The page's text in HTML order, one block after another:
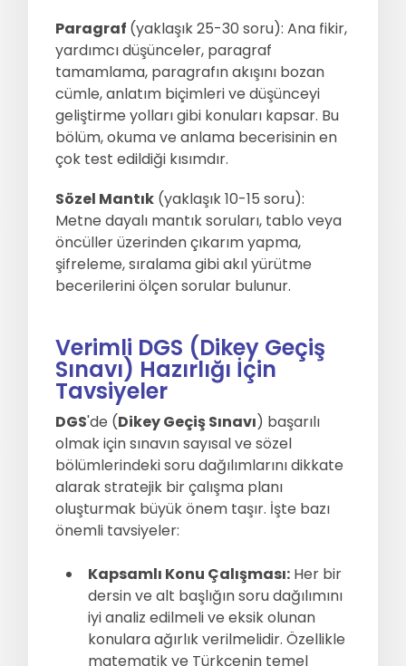
Paragraf (yaklaşık 25-30 soru): Ana fikir,
yardımcı düşünceler, paragraf
tamamlama, paragrafın akışını bozan
cümle, anlatım biçimleri ve düşünceyi
geliştirme yolları gibi konuları kapsar. Bu
bölüm, okuma ve anlama becerisinin en
çok test edildiği kısımdır.
Sözel Mantık (yaklaşık 10-15 soru):
Metne dayalı mantık soruları, tablo veya
öncüller üzerinden çıkarım yapma,
şifreleme, sıralama gibi akıl yürütme
becerilerini ölçen sorular bulunur.
Verimli DGS (Dikey Geçiş
Sınavı) Hazırlığı İçin
Tavsiyeler
DGS'de (Dikey Geçiş Sınavı) başarılı
olmak için sınavın sayısal ve sözel
bölümlerindeki soru dağılımlarını dikkate
alarak stratejik bir çalışma planı
oluşturmak büyük önem taşır. İşte bazı
önemli tavsiyeler:
Kapsamlı Konu Çalışması: Her bir
dersin ve alt başlığın soru dağılımını
iyi analiz edilmeli ve eksik olunan
konulara ağırlık verilmelidir. Özellikle
matematik ve Türkçenin temel